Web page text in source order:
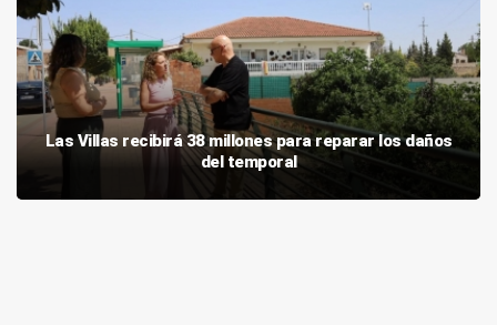
Las Villas recibirá 38 millones para reparar los daños
del temporal